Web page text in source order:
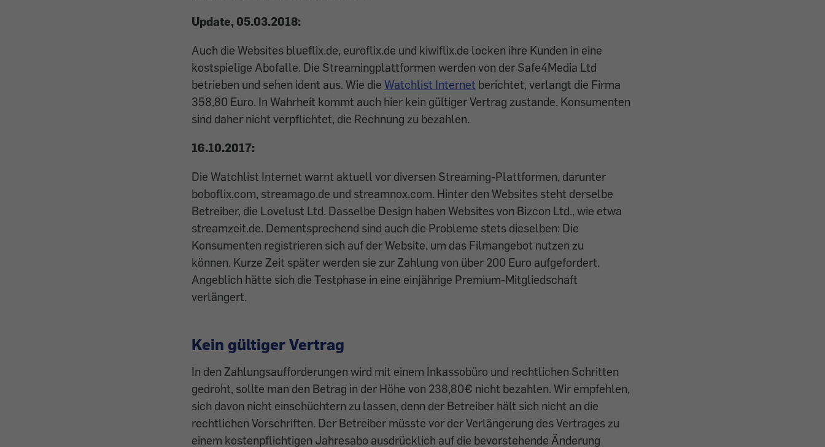
Update, 05.03.2018:
Auch die Websites blueflix.de, euroflix.de und kiwiflix.de locken ihre Kunden in eine
kostspielige Abofalle. Die Streamingplattformen werden von der Safe4Media Ltd
betrieben und sehen ident aus. Wie die Watchlist Internet berichtet, verlangt die Firma
358,80 Euro. In Wahrheit kommt auch hier kein gültiger Vertrag zustande. Konsumenten
sind daher nicht verpflichtet, die Rechnung zu bezahlen.
16.10.2017:
Die Watchlist Internet warnt aktuell vor diversen Streaming-Plattformen, darunter
boboflix.com, streamago.de und streamnox.com. Hinter den Websites steht derselbe
Betreiber, die Lovelust Ltd. Dasselbe Design haben Websites von Bizcon Ltd., wie etwa
streamzeit.de. Dementsprechend sind auch die Probleme stets dieselben: Die
Konsumenten registrieren sich auf der Website, um das Filmangebot nutzen zu
können. Kurze Zeit später werden sie zur Zahlung von über 200 Euro aufgefordert.
Angeblich hätte sich die Testphase in eine einjährige Premium-Mitgliedschaft
verlängert.
Kein gültiger Vertrag
In den Zahlungsaufforderungen wird mit einem Inkassobüro und rechtlichen Schritten
gedroht, sollte man den Betrag in der Höhe von 238,80€ nicht bezahlen. Wir empfehlen,
sich davon nicht einschüchtern zu lassen, denn der Betreiber hält sich nicht an die
rechtlichen Vorschriften. Der Betreiber müsste vor der Verlängerung des Vertrages zu
einem kostenpflichtigen Jahresabo ausdrücklich auf die bevorstehende Änderung